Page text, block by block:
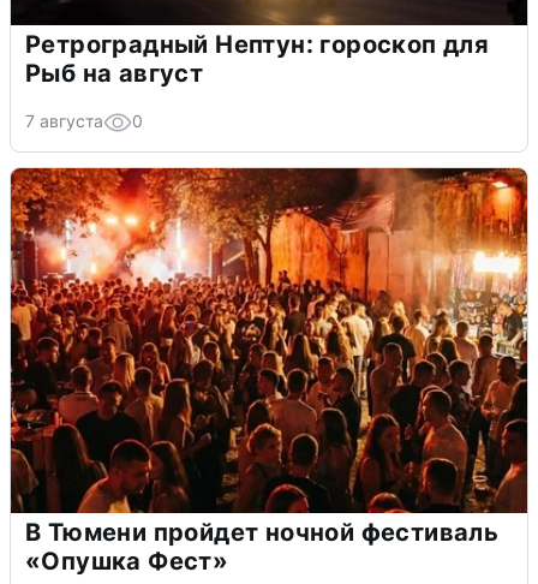
Ретроградный Нептун: гороскоп для
Рыб на август
7 августа 0
В Тюмени пройдет ночной фестиваль
«Опушка Фест»